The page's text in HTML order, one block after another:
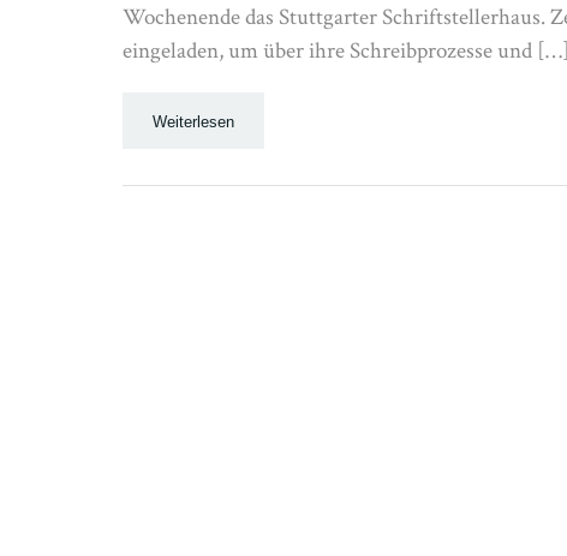
Wochenende das Stuttgarter Schriftstellerhaus.
eingeladen, um über ihre Schreibprozesse und […]
Weiterlesen